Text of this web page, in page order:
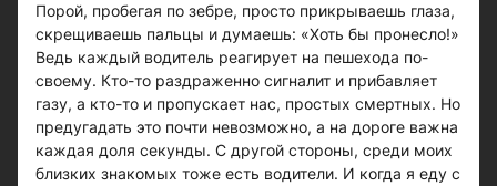
Порой, пробегая по зебре, просто прикрываешь глаза,
скрещиваешь пальцы и думаешь: «Хоть бы пронесло!»
Ведь каждый водитель реагирует на пешехода по-
своему. Кто-то раздраженно сигналит и прибавляет
газу, а кто-то и пропускает нас, простых смертных. Но
предугадать это почти невозможно, а на дороге важна
каждая доля секунды. С другой стороны, среди моих
близких знакомых тоже есть водители. И когда я еду с